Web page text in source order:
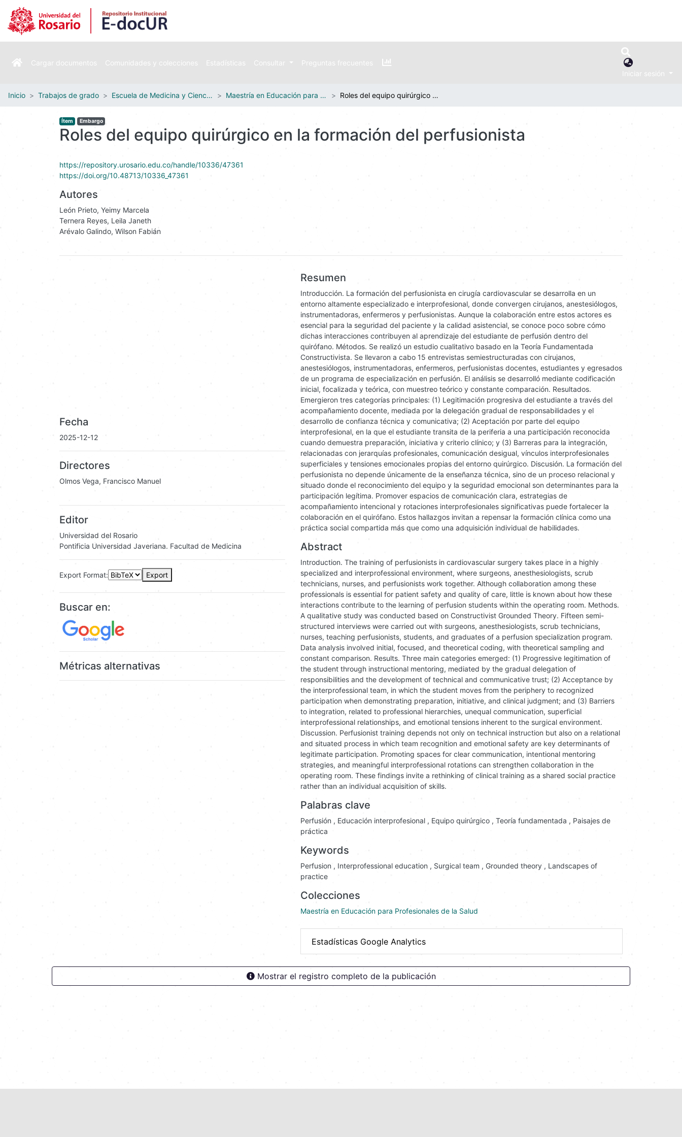
Cargar documentos Comunidades y colecciones Estadísticas Consultar
Preguntas frecuentes
Iniciar sesión
Inicio Trabajos de grado Escuela de Medicina y Ciencias de la Salud Maestría en Educación para Profesionales de la Salud Roles del equipo quirúrgico en la formación del perfusionista
Ítem Embargo
Roles del equipo quirúrgico en la formación del perfusionista
https://repository.urosario.edu.co/handle/10336/47361
https://doi.org/10.48713/10336_47361
Autores
León Prieto, Yeimy Marcela
Ternera Reyes, Leila Janeth
Arévalo Galindo, Wilson Fabián
Fecha
2025-12-12
Directores
Olmos Vega, Francisco Manuel
Editor
Universidad del Rosario
Pontificia Universidad Javeriana. Facultad de Medicina
Export Format: Export
Buscar en:
Métricas alternativas
Resumen
Introducción. La formación del perfusionista en cirugía cardiovascular se desarrolla en un
entorno altamente especializado e interprofesional, donde convergen cirujanos, anestesiólogos,
instrumentadoras, enfermeros y perfusionistas. Aunque la colaboración entre estos actores es
esencial para la seguridad del paciente y la calidad asistencial, se conoce poco sobre cómo
dichas interacciones contribuyen al aprendizaje del estudiante de perfusión dentro del
quirófano. Métodos. Se realizó un estudio cualitativo basado en la Teoría Fundamentada
Constructivista. Se llevaron a cabo 15 entrevistas semiestructuradas con cirujanos,
anestesiólogos, instrumentadoras, enfermeros, perfusionistas docentes, estudiantes y egresados
de un programa de especialización en perfusión. El análisis se desarrolló mediante codificación
inicial, focalizada y teórica, con muestreo teórico y constante comparación. Resultados.
Emergieron tres categorías principales: (1) Legitimación progresiva del estudiante a través del
acompañamiento docente, mediada por la delegación gradual de responsabilidades y el
desarrollo de confianza técnica y comunicativa; (2) Aceptación por parte del equipo
interprofesional, en la que el estudiante transita de la periferia a una participación reconocida
cuando demuestra preparación, iniciativa y criterio clínico; y (3) Barreras para la integración,
relacionadas con jerarquías profesionales, comunicación desigual, vínculos interprofesionales
superficiales y tensiones emocionales propias del entorno quirúrgico. Discusión. La formación del
perfusionista no depende únicamente de la enseñanza técnica, sino de un proceso relacional y
situado donde el reconocimiento del equipo y la seguridad emocional son determinantes para la
participación legítima. Promover espacios de comunicación clara, estrategias de
acompañamiento intencional y rotaciones interprofesionales significativas puede fortalecer la
colaboración en el quirófano. Estos hallazgos invitan a repensar la formación clínica como una
práctica social compartida más que como una adquisición individual de habilidades.
Abstract
Introduction. The training of perfusionists in cardiovascular surgery takes place in a highly
specialized and interprofessional environment, where surgeons, anesthesiologists, scrub
technicians, nurses, and perfusionists work together. Although collaboration among these
professionals is essential for patient safety and quality of care, little is known about how these
interactions contribute to the learning of perfusion students within the operating room. Methods.
A qualitative study was conducted based on Constructivist Grounded Theory. Fifteen semi-
structured interviews were carried out with surgeons, anesthesiologists, scrub technicians,
nurses, teaching perfusionists, students, and graduates of a perfusion specialization program.
Data analysis involved initial, focused, and theoretical coding, with theoretical sampling and
constant comparison. Results. Three main categories emerged: (1) Progressive legitimation of
the student through instructional mentoring, mediated by the gradual delegation of
responsibilities and the development of technical and communicative trust; (2) Acceptance by
the interprofessional team, in which the student moves from the periphery to recognized
participation when demonstrating preparation, initiative, and clinical judgment; and (3) Barriers
to integration, related to professional hierarchies, unequal communication, superficial
interprofessional relationships, and emotional tensions inherent to the surgical environment.
Discussion. Perfusionist training depends not only on technical instruction but also on a relational
and situated process in which team recognition and emotional safety are key determinants of
legitimate participation. Promoting spaces for clear communication, intentional mentoring
strategies, and meaningful interprofessional rotations can strengthen collaboration in the
operating room. These findings invite a rethinking of clinical training as a shared social practice
rather than an individual acquisition of skills.
Palabras clave
Perfusión , Educación interprofesional , Equipo quirúrgico , Teoría fundamentada , Paisajes de
práctica
Keywords
Perfusion , Interprofessional education , Surgical team , Grounded theory , Landscapes of
practice
Colecciones
Maestría en Educación para Profesionales de la Salud
Estadísticas Google Analytics
Mostrar el registro completo de la publicación